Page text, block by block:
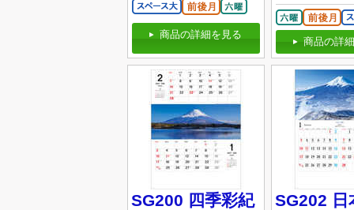
商品の詳細を見る
商品の詳
SG200 四季彩紀
SG202 日